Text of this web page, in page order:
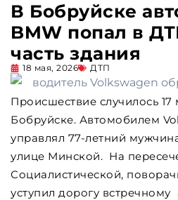
В Бобруйске
BMW попал в
часть здания
18 мая, 2026 ДТП
Происшествие случилось 17
Бобруйске. Автомобилем
управлял 77-летний
улице Минской. На
Социалистической,
уступил дорогу